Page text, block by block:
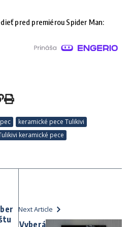
pred premiérou Spider Man:
keramické pece Tulikivi
keramické pece
Next Article
Vyberá